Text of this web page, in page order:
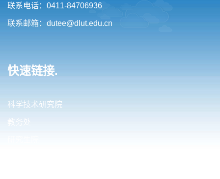
联系电话：0411-84706936
联系邮箱：dutee@dlut.edu.cn
快速链接.
科学技术研究院
教务处